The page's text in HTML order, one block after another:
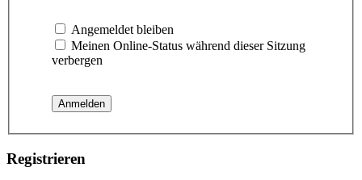
Angemeldet bleiben
Meinen Online-Status während dieser Sitzung
verbergen
Registrieren